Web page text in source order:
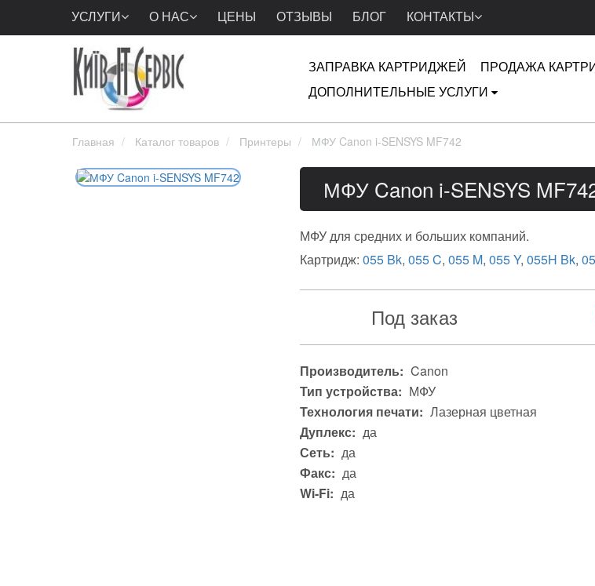
УСЛУГИ О НАС ЦЕНЫ ОТЗЫВЫ БЛОГ КОНТАКТЫ
ЗАПРАВКА КАРТРИДЖЕЙ ПРОДАЖА
ДОПОЛНИТЕЛЬНЫЕ УСЛУГИ
Главная Каталог товаров Принтеры МФУ Canon i-SENSYS MF742
МФУ Canon i-SENSYS
МФУ для средних и больших компаний.
Картридж: 055 Bk, 055 C, 055 M, 055 Y, 055H Bk,
Под заказ
Производитель: Canon
Тип устройства: МФУ
Технология печати: Лазерная цветная
Дуплекс: да
Сеть: да
Факс: да
Wi-Fi: да